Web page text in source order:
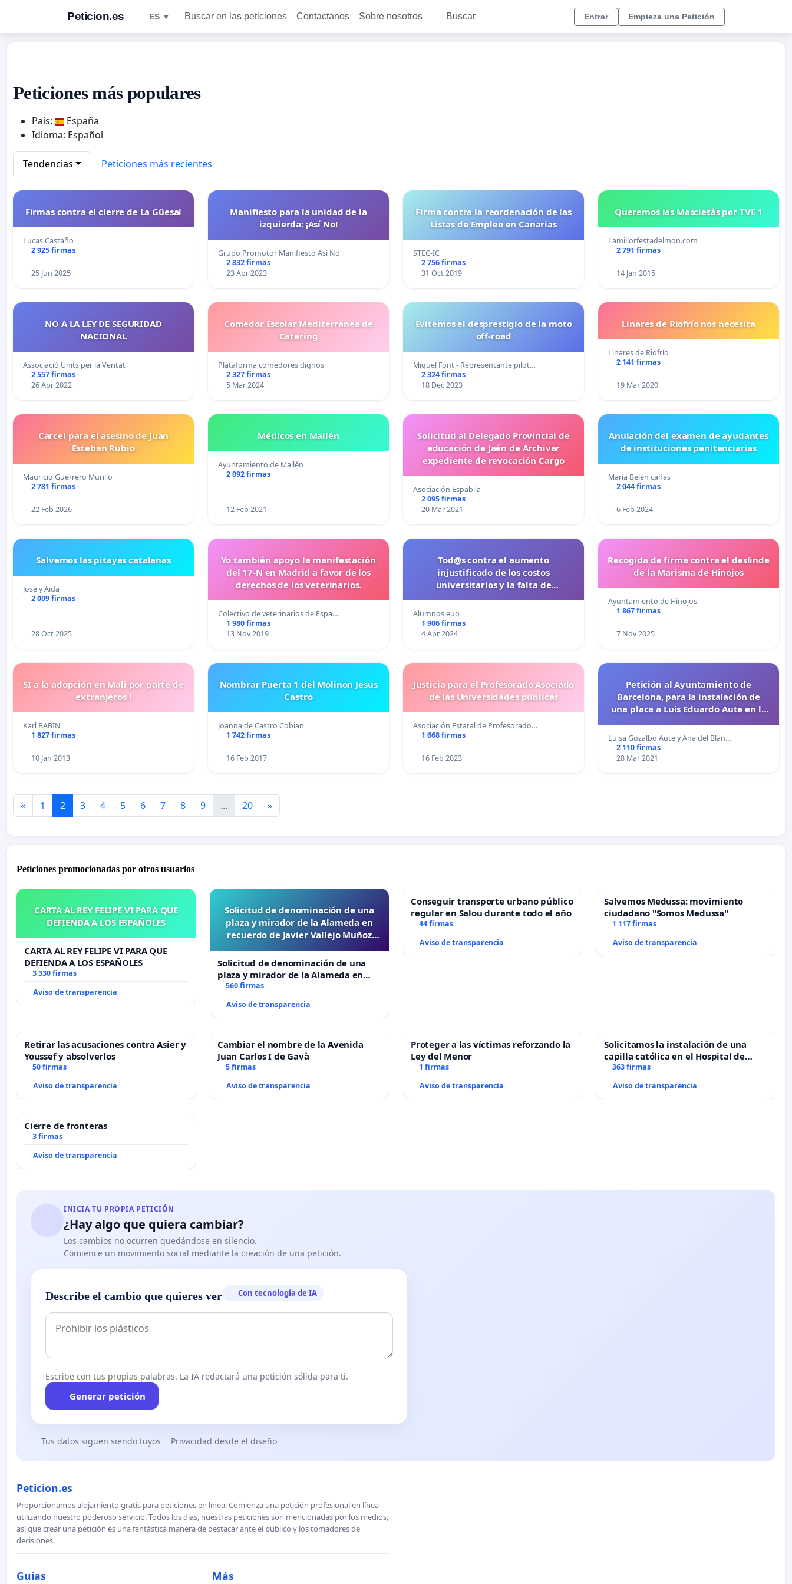
Peticion.es ES ▼ Buscar en las peticiones Contactanos Sobre nosotros Buscar Entrar Empieza una Petición
Peticiones más populares
País:
España
Idioma: Español
Tendencias Peticiones más recientes
Firmas contra el cierre de La Güesal
Lucas Castaño
2 925 firmas
25 Jun 2025
Manifiesto para la unidad de la
izquierda: ¡Así No!
Grupo Promotor Manifiesto Así No
2 832 firmas
23 Apr 2023
Firma contra la reordenación de las
Listas de Empleo en Canarias
STEC-IC
2 756 firmas
31 Oct 2019
Queremos las Mascletàs por TVE 1
Lamillorfestadelmon.com
2 791 firmas
14 Jan 2015
NO A LA LEY DE SEGURIDAD
NACIONAL
Associació Units per la Veritat
2 557 firmas
26 Apr 2022
Comedor Escolar Mediterránea de
Catering
Plataforma comedores dignos
2 327 firmas
5 Mar 2024
Evitemos el desprestigio de la moto
off-road
Miquel Font - Representante pilot…
2 324 firmas
18 Dec 2023
Linares de Riofrío nos necesita
Linares de Riofrío
2 141 firmas
19 Mar 2020
Carcel para el asesino de Juan
Esteban Rubio
Mauricio Guerrero Murillo
2 781 firmas
22 Feb 2026
Médicos en Mallén
Ayuntamiento de Mallén
2 092 firmas
12 Feb 2021
Solicitud al Delegado Provincial de
educación de Jaén de Archivar
expediente de revocación Cargo
Asociación Espabila
2 095 firmas
20 Mar 2021
Anulación del examen de ayudantes
de instituciones penitenciarias
María Belén cañas
2 044 firmas
6 Feb 2024
Salvemos las pitayas catalanas
Jose y Aida
2 009 firmas
28 Oct 2025
Yo también apoyo la manifestación
del 17-N en Madrid a favor de los
derechos de los veterinarios.
Colectivo de veterinarios de Espa…
1 980 firmas
13 Nov 2019
Tod@s contra el aumento
injustificado de los costos
universitarios y la falta de
Alumnos euo
1 906 firmas
4 Apr 2024
Recogida de firma contra el deslinde
de la Marisma de Hinojos
Ayuntamiento de Hinojos
1 867 firmas
7 Nov 2025
SI a la adopción en Mali por parte de
extranjeros !
Karl BABIN
1 827 firmas
10 Jan 2013
Nombrar Puerta 1 del Molinon Jesus
Castro
Joanna de Castro Cobian
1 742 firmas
16 Feb 2017
Justicia para el Profesorado Asociado
de las Universidades públicas
Asociación Estatal de Profesorado…
1 668 firmas
16 Feb 2023
Petición al Ayuntamiento de
Barcelona, para la instalación de
una placa a Luis Eduardo Aute en la
Luisa Gozalbo Aute y Ana del Blan…
2 110 firmas
28 Mar 2021
« 1 2 3 4 5 6 7 8 9 ... 20 »
Peticiones promocionadas por otros usuarios
CARTA AL REY FELIPE VI PARA QUE
DEFIENDA A LOS ESPAÑOLES
CARTA AL REY FELIPE VI PARA QUE
DEFIENDA A LOS ESPAÑOLES
3 330 firmas
Aviso de transparencia
Solicitud de denominación de una
plaza y mirador de la Alameda en
recuerdo de Javier Vallejo Muñoz
Solicitud de denominación de una
plaza y mirador de la Alameda en
recuerdo de Javier Vallejo Muñoz
“Mazinger”
560 firmas
Aviso de transparencia
Conseguir transporte urbano público
regular en Salou durante todo el año
44 firmas
Aviso de transparencia
Salvemos Medussa: movimiento
ciudadano "Somos Medussa"
1 117 firmas
Aviso de transparencia
Retirar las acusaciones contra Asier y
Youssef y absolverlos
50 firmas
Aviso de transparencia
Cambiar el nombre de la Avenida
Juan Carlos I de Gavà
5 firmas
Aviso de transparencia
Proteger a las víctimas reforzando la
Ley del Menor
1 firmas
Aviso de transparencia
Solicitamos la instalación de una
capilla católica en el Hospital de
Alcañiz
363 firmas
Aviso de transparencia
Cierre de fronteras
3 firmas
Aviso de transparencia
INICIA TU PROPIA PETICIÓN
¿Hay algo que quiera cambiar?
Los cambios no ocurren quedándose en silencio.
Comience un movimiento social mediante la creación de una petición.
Describe el cambio que quieres ver Con tecnología de IA
Escribe con tus propias palabras. La IA redactará una petición sólida para ti.
Generar petición
Tus datos siguen siendo tuyos Privacidad desde el diseño
Peticion.es
Proporcionamos alojamiento gratis para peticiones en línea. Comienza una petición profesional en línea
utilizando nuestro poderoso servicio. Todos los días, nuestras peticiones son mencionadas por los medios,
así que crear una petición es una fantástica manera de destacar ante el publico y los tomadores de
decisiones.
Guías Más